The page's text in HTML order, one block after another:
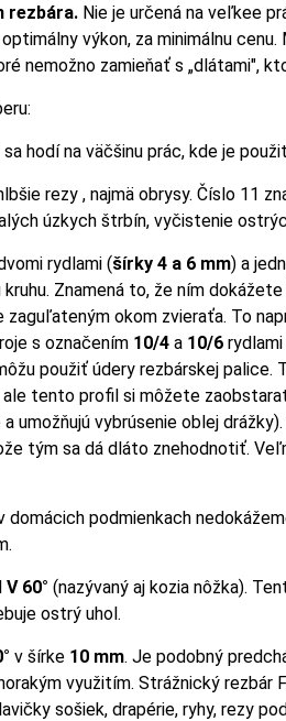
rezbára. Nie je určená na veľkee
výkon, za minimálnu
nemožno zamieňať s „dlátami",
hodí na väčšinu prác, kde je
rezy , najmä obrysy. Číslo 11
úzkych štrbín, vyčistenie
rydlami (šírky 4 a 6 mm) a
Znamená to, že ním
zaguľateným okom zvieraťa. To
s označením 10/4 a 10/6
použiť údery rezbárskej
tento profil si môžete
umožňujú vybrúsenie oblej
tým sa dá dláto znehodnotiť.
podmienkach
V 60° (nazývaný aj kozia nôžka).
ostrý uhol.
v šírke 10 mm. Je podobný
využitím. Strážnický
sošiek, drapérie, ryhy, rezy